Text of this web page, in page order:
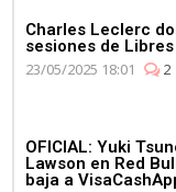
Charles Leclerc
sesiones de
23/05/2025 18:01
2
OFICIAL: Yuki
Lawson en Red
baja a